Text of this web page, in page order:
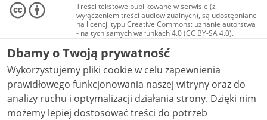
Treści tekstowe publikowane w serwisie (z
wyłączeniem treści audiowizualnych), są udostępniane
na licencji typu Creative Commons: uznanie autorstwa
- na tych samych warunkach 4.0 (CC BY-SA 4.0).
Materiały audiowizualne, w tym zdjęcia, materiały
audio i wideo, są udostępniane na licencji typu
Creative Commons: uznanie autorstwa użycie
niekomercyjne - bez utworów zależnych 4.0 (CC BY-
NC-ND 4.0), o ile nie jest to stwierdzone inaczej.
Dbamy o Twoją prywatność
Wykorzystujemy pliki cookie w celu zapewnienia
prawidłowego funkcjonowania naszej witryny oraz do
analizy ruchu i optymalizacji działania strony. Dzięki nim
możemy lepiej dostosować treści do potrzeb